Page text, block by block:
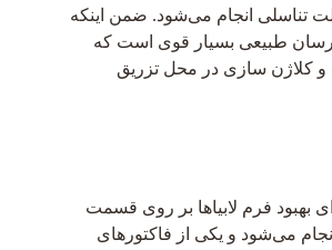
تناسلی انجام می‌شود. ضمن اینکه
طبیعی بسیار قوی است که
کلاژن سازی در محل تزریق
بهبود فرم لابیاها بر روی قسمت
می‌شود و یکی از فاکتورهای